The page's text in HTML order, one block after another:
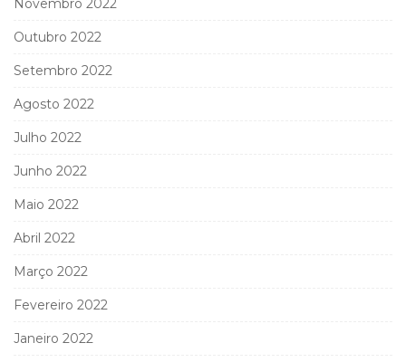
Novembro 2022
Outubro 2022
Setembro 2022
Agosto 2022
Julho 2022
Junho 2022
Maio 2022
Abril 2022
Março 2022
Fevereiro 2022
Janeiro 2022